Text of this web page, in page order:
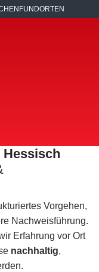
Hessisch
Vorgehen,
Nachweisführung.
Erfahrung vor Ort
nachhaltig,